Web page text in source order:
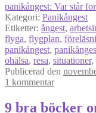
panikångest: Var står
Kategori: Panikångest
Etiketter: ångest,
flyga, flygplan,
panikångest,
ohälsa, resa, situationer,
Publicerad den
1 kommentar
9 bra böcker